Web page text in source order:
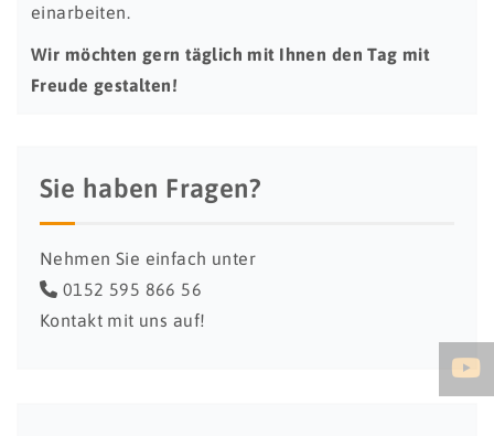
einarbeiten.
Wir möchten gern täglich mit Ihnen den Tag mit
Freude gestalten!
Sie haben Fragen?
Nehmen Sie einfach unter
0152 595 866 56
Kontakt mit uns auf!